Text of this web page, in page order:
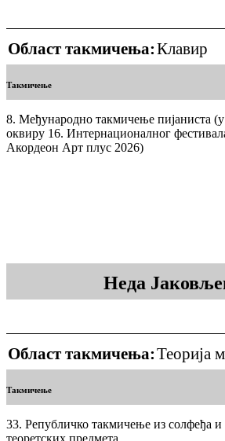
Област такмичења:Клавир
Такмичење
8. Међународно такмичење пијаниста (у
оквиру 16. Интернационалног
Акордеон Арт плус 2026)
Неда
Област такмичења:Теорија
Такмичење
33. Републичко такмичење из солфеђа и
теоретских предмета